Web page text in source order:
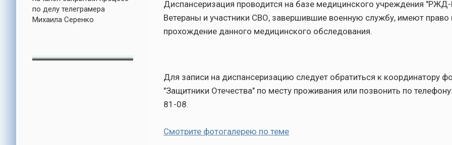
по делу телеграмера
Михаила Серенко
Диспансеризация проводится на базе медицинского учреждения
Ветераны и участники СВО, завершившие военную службу, имеют право
прохождение данного медицинского обследования.
Для записи на диспансеризацию следует обратиться к координатору
"Защитники Отечества" по месту проживания или позвонить по
81-08.
Смотрите фотогалерею по теме